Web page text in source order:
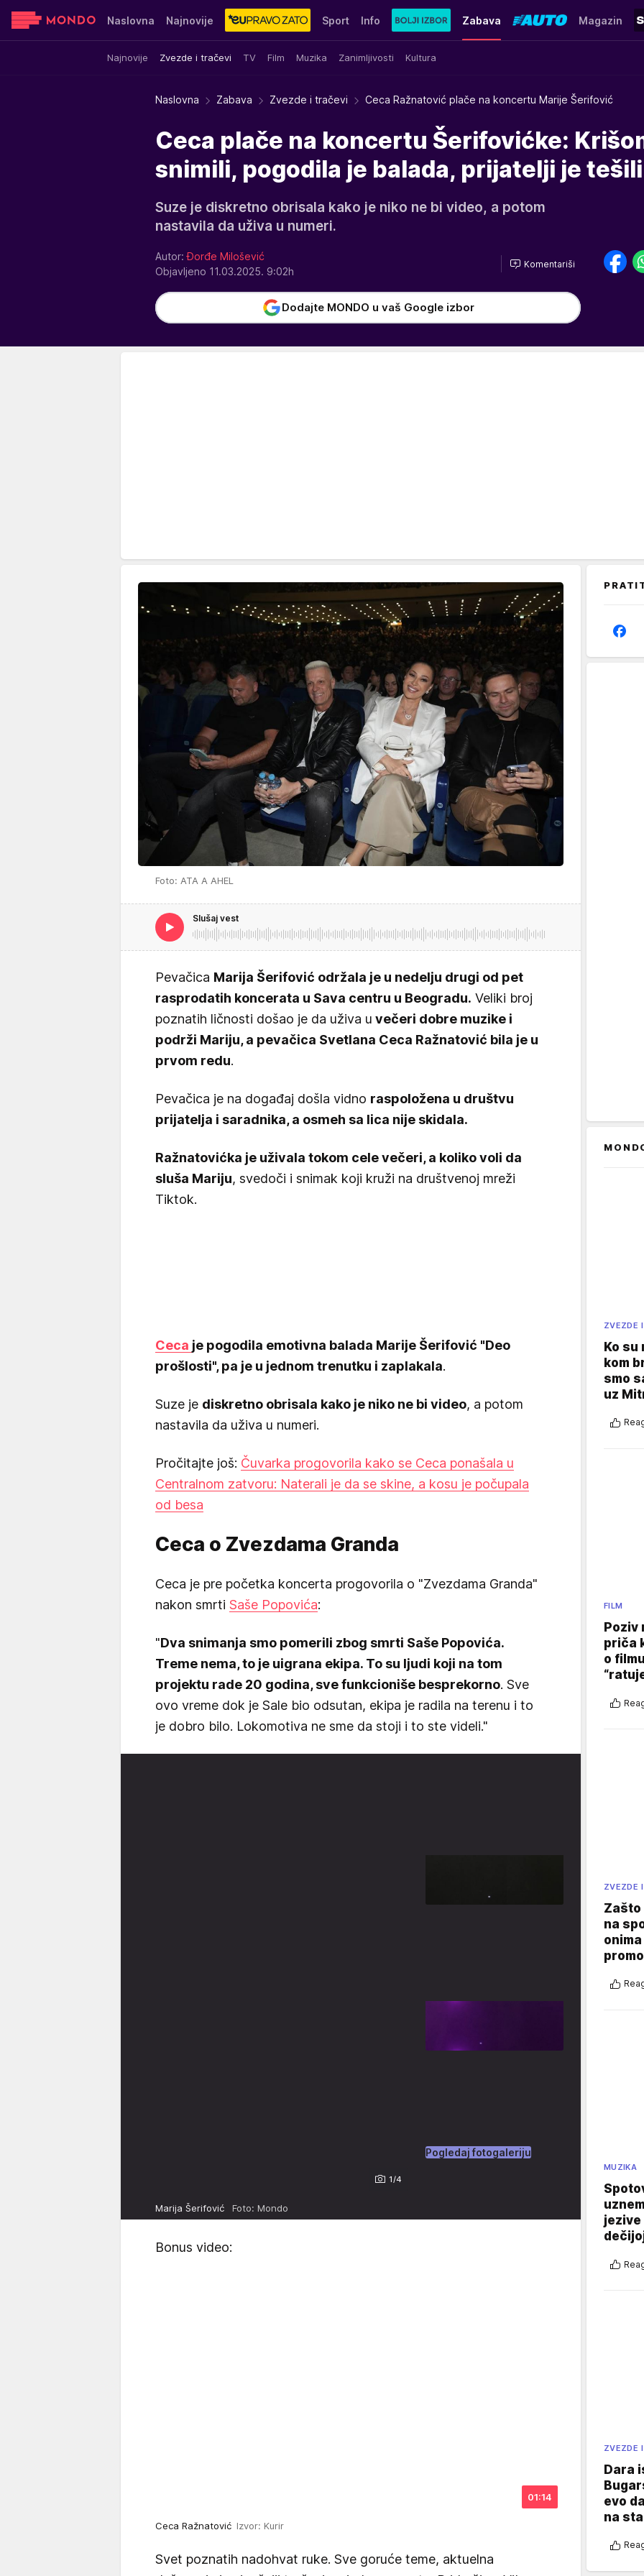
Naslovna Najnovije Sport Info Zabava
Najnovije Zvezde i tračevi TV Film Muzika Zanimljivosti Kultura
Magazin
Sensa Stvar ukusa Yumama
Naslovna Zabava Zvezde i tračevi Ceca Ražnatović plače na koncertu Marije Šerifović
Ceca plače na koncertu Šerifovićke:
snimili, pogodila je balada, prijatelji je tešili
Suze je diskretno obrisala kako je niko ne bi video, a potom
nastavila da uživa u numeri.
Autor: Đorđe Milošević
Objavljeno 11.03.2025. 9:02h
Komentariši
Dodajte MONDO u vaš Google izbor
Foto: ATA A AHEL
Slušaj vest
Pevačica Marija Šerifović održala je u nedelju drugi od pet
rasprodatih koncerata u Sava centru u Beogradu. Veliki broj
poznatih ličnosti došao je da uživa u večeri dobre muzike i
podrži Mariju, a pevačica Svetlana Ceca Ražnatović bila je u
prvom redu.
Pevačica je na događaj došla vidno raspoložena u društvu
prijatelja i saradnika, a osmeh sa lica nije skidala.
Ražnatovićka je uživala tokom cele večeri, a koliko voli da
sluša Mariju, svedoči i snimak koji kruži na društvenoj mreži
Tiktok.
Ceca je pogodila emotivna balada Marije Šerifović "Deo
prošlosti", pa je u jednom trenutku i zaplakala.
Suze je diskretno obrisala kako je niko ne bi video, a potom
nastavila da uživa u numeri.
Pročitajte još: Čuvarka progovorila kako se Ceca ponašala u
Centralnom zatvoru: Naterali je da se skine, a kosu je počupala
od besa
Ceca o Zvezdama Granda
Ceca je pre početka koncerta progovorila o "Zvezdama Granda"
nakon smrti Saše Popovića:
"Dva snimanja smo pomerili zbog smrti Saše Popovića.
Treme nema, to je uigrana ekipa. To su ljudi koji na tom
projektu rade 20 godina, sve funkcioniše besprekorno. Sve
ovo vreme dok je Sale bio odsutan, ekipa je radila na terenu i to
je dobro bilo. Lokomotiva ne sme da stoji i to ste videli."
1/4
Pogledaj fotogaleriju
Marija Šerifović Foto: Mondo
Bonus video:
01:14
Ceca Ražnatović Izvor: Kurir
Svet poznatih nadohvat ruke. Sve goruće teme, aktuelna
ZVEZDE
Ko su
kom
smo
uz
FILM
Poziv
priča
o
ZVEZDE
Zašto
na
MUZIKA
jezive
ZVEZDE
Dara
evo
na